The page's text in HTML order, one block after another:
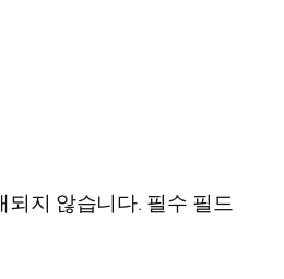
되지 않습니다. 필수 필드